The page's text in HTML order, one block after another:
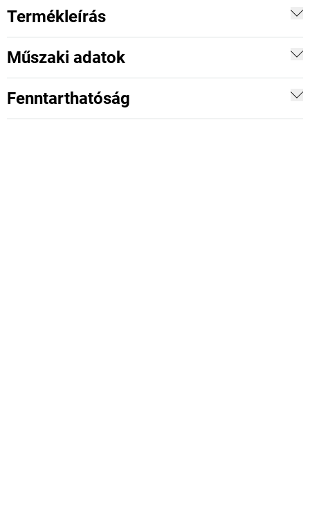
Termékleírás
Műszaki adatok
Fenntarthatóság